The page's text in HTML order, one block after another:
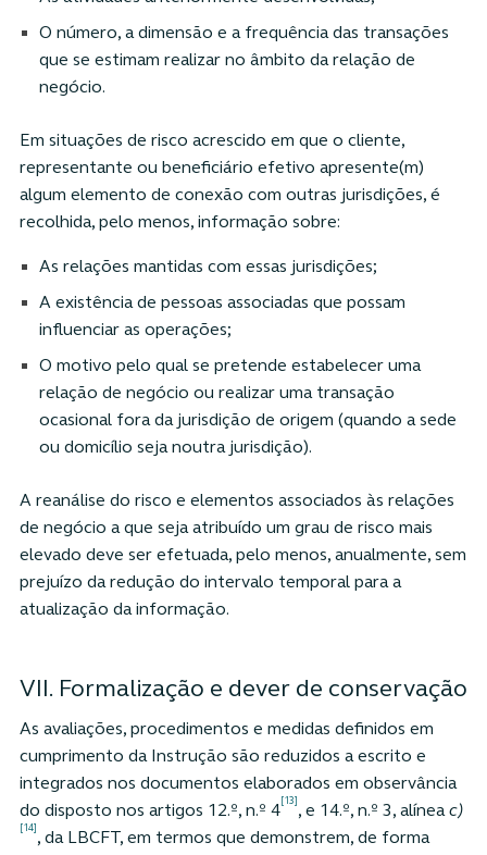
O número, a dimensão e a frequência das transações
que se estimam realizar no âmbito da relação de
negócio.
Em situações de risco acrescido em que o cliente,
representante ou beneficiário efetivo apresente(m)
algum elemento de conexão com outras jurisdições, é
recolhida, pelo menos, informação sobre:
As relações mantidas com essas jurisdições;
A existência de pessoas associadas que possam
influenciar as operações;
O motivo pelo qual se pretende estabelecer uma
relação de negócio ou realizar uma transação
ocasional fora da jurisdição de origem (quando a sede
ou domicílio seja noutra jurisdição).
A reanálise do risco e elementos associados às relações
de negócio a que seja atribuído um grau de risco mais
elevado deve ser efetuada, pelo menos, anualmente, sem
prejuízo da redução do intervalo temporal para a
atualização da informação.
VII. Formalização e dever de conservação
As avaliações, procedimentos e medidas definidos em
cumprimento da Instrução são reduzidos a escrito e
integrados nos documentos elaborados em observância
do disposto nos artigos 12.º, n.º 4
[13]
, e 14.º, n.º 3, alíneac)
[14]
, da LBCFT, em termos que demonstrem, de forma